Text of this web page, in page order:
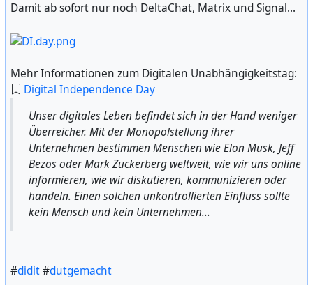
Damit ab sofort nur noch DeltaChat, Matrix und Signal...
Mehr Informationen zum Digitalen Unabhängigkeitstag:
Digital Independence Day
Unser digitales Leben befindet sich in der Hand weniger
Überreicher. Mit der Monopolstellung ihrer
Unternehmen bestimmen Menschen wie Elon Musk, Jeff
Bezos oder Mark Zuckerberg weltweit, wie wir uns online
informieren, wie wir diskutieren, kommunizieren oder
handeln. Einen solchen unkontrollierten Einfluss sollte
kein Mensch und kein Unternehmen...
#didit#dutgemacht